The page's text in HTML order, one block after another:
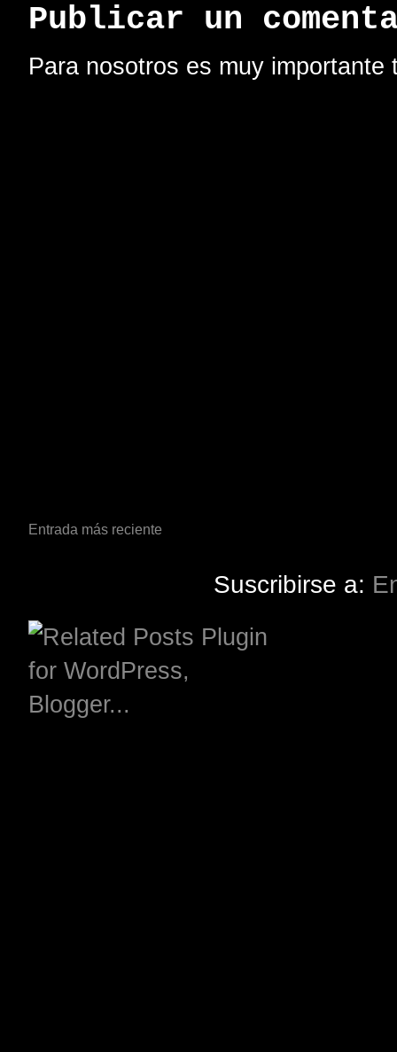
Publicar un
Para nosotros es muy
Entrada más reciente
Suscribirse a: